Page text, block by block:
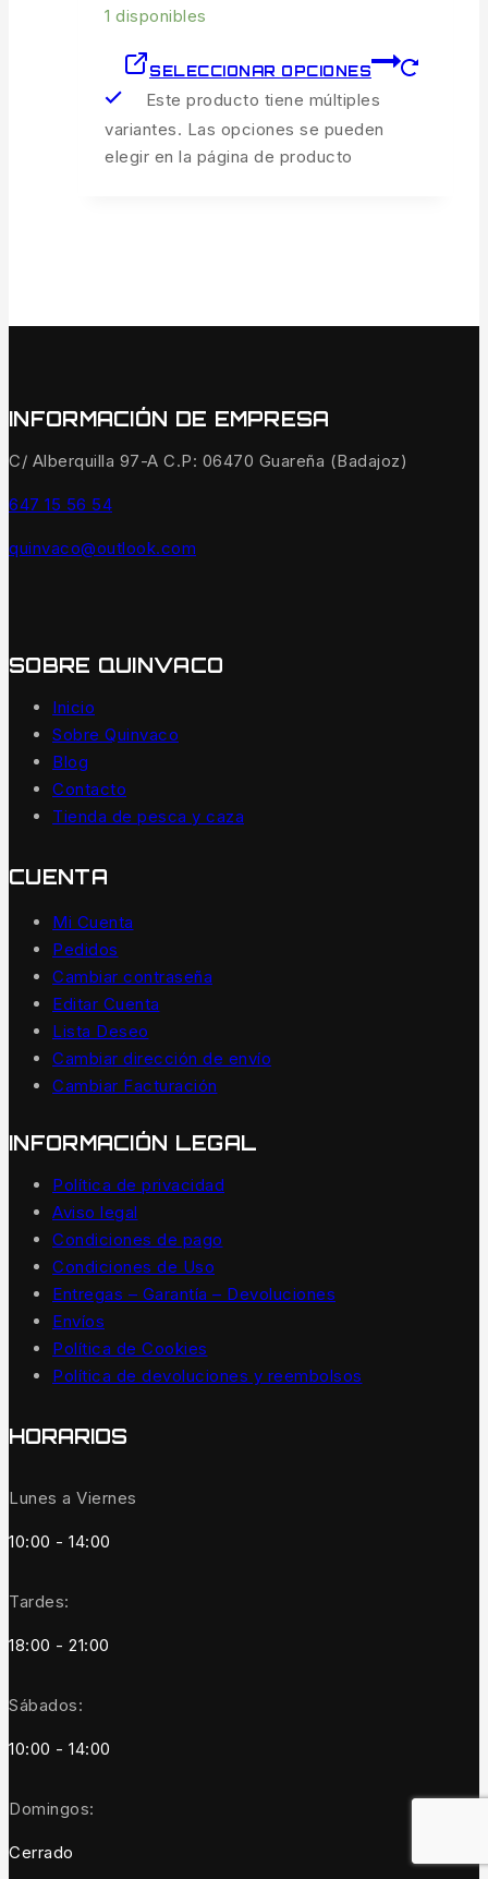
1 disponibles
SELECCIONAR OPCIONES
Este producto tiene múltiples
variantes. Las opciones se pueden
elegir en la página de producto
INFORMACIÓN DE EMPRESA
C/ Alberquilla 97-A C.P: 06470 Guareña (Badajoz)
647 15 56 54
quinvaco@outlook.com
SOBRE QUINVACO
Inicio
Sobre Quinvaco
Blog
Contacto
Tienda de pesca y caza
CUENTA
Mi Cuenta
Pedidos
Cambiar contraseña
Editar Cuenta
Lista Deseo
Cambiar dirección de envío
Cambiar Facturación
INFORMACIÓN LEGAL
Política de privacidad
Aviso legal
Condiciones de pago
Condiciones de Uso
Entregas – Garantía – Devoluciones
Envíos
Política de Cookies
Política de devoluciones y reembolsos
HORARIOS
Lunes a Viernes
10:00 - 14:00
Tardes:
18:00 - 21:00
Sábados:
10:00 - 14:00
Domingos:
Cerrado